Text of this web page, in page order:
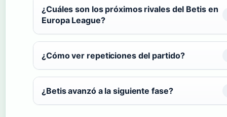
¿Cuáles son los próximos rivales del Betis en
Europa League?
¿Cómo ver repeticiones del partido?
¿Betis avanzó a la siguiente fase?